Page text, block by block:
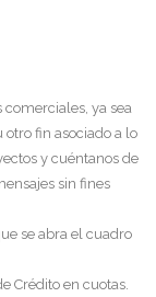
comerciales, ya sea
fin asociado a lo
y cuéntanos de
sin fines
se abra el cuadro
Crédito en cuotas.